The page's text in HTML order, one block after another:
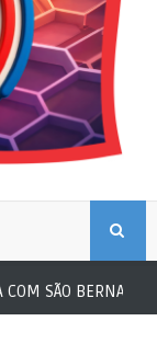
SÃO BERNARDO